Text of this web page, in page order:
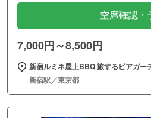
空席確認・
7,000円～8,500円
新宿ルミネ屋上BBQ 旅するビアガー
新宿駅／東京都